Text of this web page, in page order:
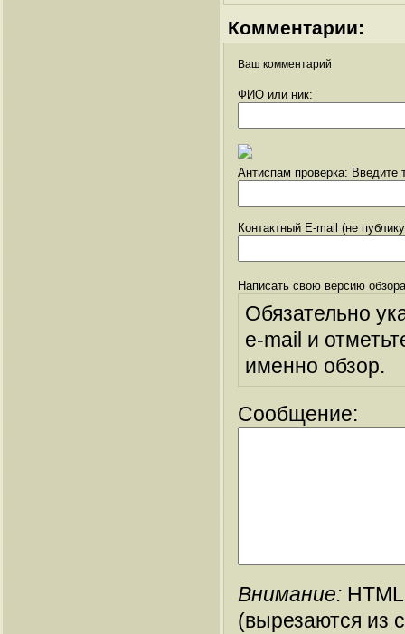
Комментарии:
Ваш комментарий
ФИО или ник:
Антиспам проверка: Введите
Контактный E-mail (не
Написать свою версию
Обязательно
e-mail и
именно обзор.
Сообщение:
Внимание:
(вырезаются из